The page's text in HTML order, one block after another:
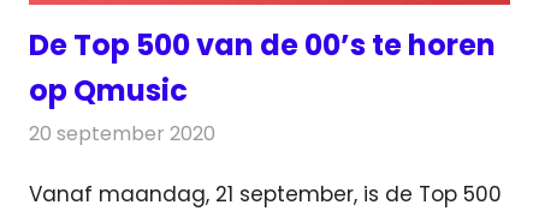
De Top 500 van de 00’s te horen
op Qmusic
20 september 2020
Vanaf maandag, 21 september, is de Top 500